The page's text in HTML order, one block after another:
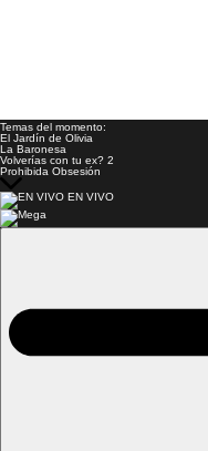
Temas del momento:
El Jardín de Olivia
La Baronesa
Volverías con tu ex? 2
Prohibida Obsesión
EN VIVO